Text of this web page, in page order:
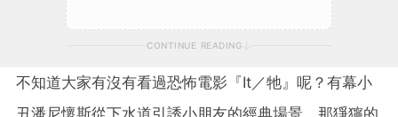
CONTINUE READING
不知道大家有沒有看過恐怖電影『It／牠』呢？有幕小
丑潘尼懷斯從下水道引誘小朋友的經典場景，那猙獰的